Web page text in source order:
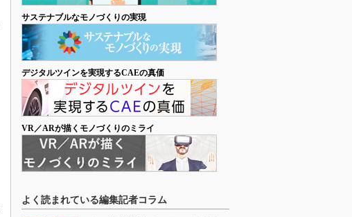
サステナブルなモノづくりの実現
デジタルツインを実現するCAEの真価
VR／ARが描くモノづくりのミライ
よく読まれている編集記者コラム